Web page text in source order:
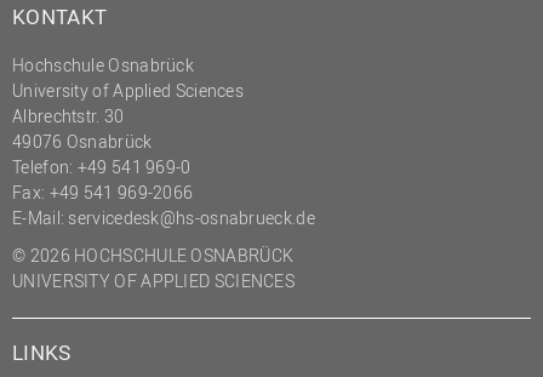
Personalrat
Präsidialbüro
Professional School
Projekte des Präsidiums
Projektmanagement Office
(PMO)
Prozessmanagement
Recht
KONTAKT
Hochschule Osnabrück
University of Applied Sciences
Albrechtstr. 30
49076 Osnabrück
Telefon: +49 541 969-0
Fax: +49 541 969-2066
E-Mail: servicedesk@hs-osnabrueck.de
© 2026 HOCHSCHULE OSNABRÜCK
UNIVERSITY OF APPLIED SCIENCES
LINKS